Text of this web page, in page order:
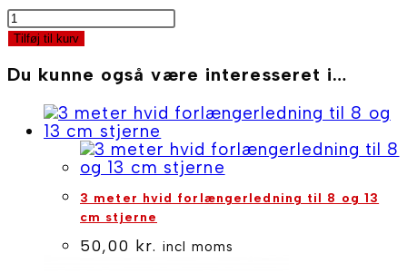
8
cm
gul
ministjerne
-
Plast
med
LED-
Tilføj til kurv
Du kunne også være interesseret i…
3 meter hvid forlængerledning til 8 og 13
cm stjerne
50,00 kr. incl moms